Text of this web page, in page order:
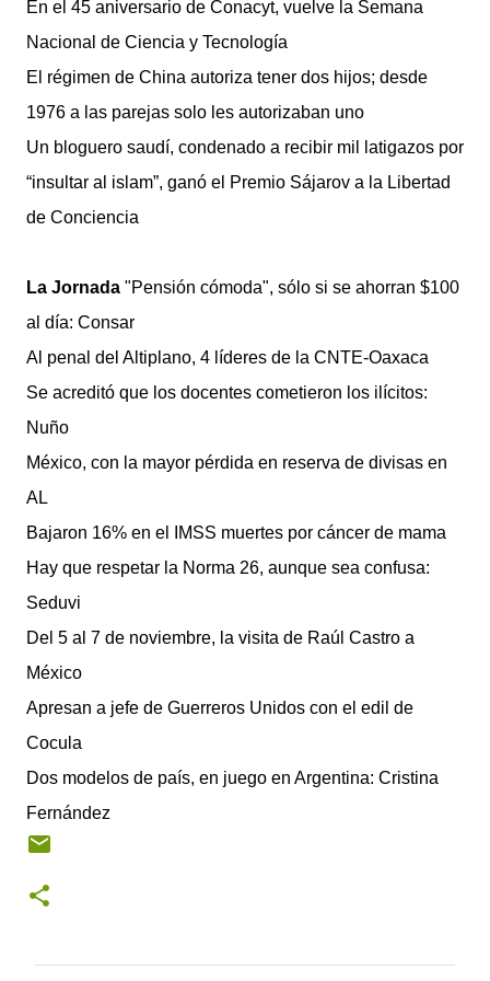
En el 45 aniversario de Conacyt, vuelve la Semana
Nacional de Ciencia y Tecnología
El régimen de China autoriza tener dos hijos; desde
1976 a las parejas solo les autorizaban uno
Un bloguero saudí, condenado a recibir mil latigazos por
“insultar al islam”, ganó el Premio Sájarov a la Libertad
de Conciencia
La Jornada "Pensión cómoda", sólo si se ahorran $100
al día: Consar
Al penal del Altiplano, 4 líderes de la CNTE-Oaxaca
Se acreditó que los docentes cometieron los ilícitos:
Nuño
México, con la mayor pérdida en reserva de divisas en
AL
Bajaron 16% en el IMSS muertes por cáncer de mama
Hay que respetar la Norma 26, aunque sea confusa:
Seduvi
Del 5 al 7 de noviembre, la visita de Raúl Castro a
México
Apresan a jefe de Guerreros Unidos con el edil de
Cocula
Dos modelos de país, en juego en Argentina: Cristina
Fernández